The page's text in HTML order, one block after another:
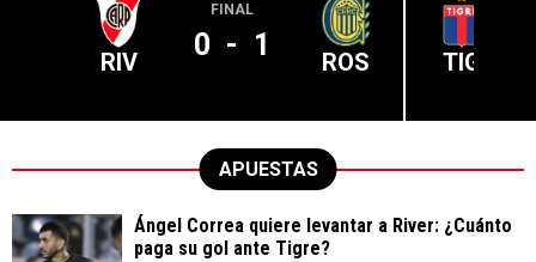
RIV
FINAL
0 - 1 ROS TIG
APUESTAS
Ángel Correa quiere levantar a River: ¿Cuánto
paga su gol ante Tigre?